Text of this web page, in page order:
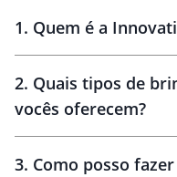
1. Quem é a
Brindes
2. Quais tipos de
vocês oferecem?
3. Como posso